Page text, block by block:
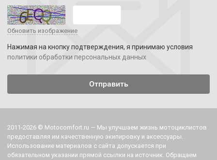
Обновить изображение
Нажимая на кнопку подтверждения, я принимаю условия
политики обработки персональных данных
2011-2026 © Motocomfort.ru — Мы улучшаем жизнь мотоциклистов
предоставляя им качественную экипировку и аксессуары.
Использование материалов с сайта допускается при
обязательном указании прямой ссылки на источник. Обращаем